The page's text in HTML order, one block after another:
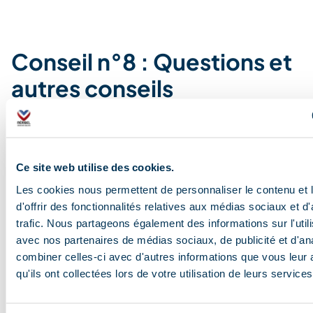
Ce site web utilise des cookies.
Les cookies nous permettent de personnaliser le contenu et
d'offrir des fonctionnalités relatives aux médias sociaux et
trafic. Nous partageons également des informations sur
avec nos partenaires de médias sociaux, de publicité et
combiner celles-ci avec d'autres informations que vous leur
qu'ils ont collectées lors de votre utilisation de leurs
Conseil n°8 : Questions et
autres conseils
Vous recherchez un autre conseil pour profiter
disposition pour répondre à toutes vos interrogations
Méribel.
Notre site internet est une mine d’informations
pratiques : horaires des navettes, plans hiver, météo,
programmes culturels et artistiques… N’hésitez pas à le
consulter avant votre arrivée pour préparer votre séjour